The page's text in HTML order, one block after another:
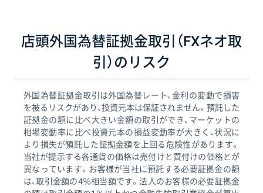
店頭外国為替証拠金取引（FXネオ取
引）のリスク
外国為替証拠金取引は外国為替レート、金利の変動で損害
を被るリスクがあり、投資元本は保証されません。預託した
証拠金の額に比べ大きい金額の取引ができ、マーケットの
相場変動率に比べ投資元本の損益変動率が大きく、状況に
より損失が預託した証拠金額を上回る危険性があります。
当社が提示する各通貨の価格は売付けと買付けの価格とが
異なっています。お客様が当社に預託する必要証拠金の額
は、取引金額の4％相当額です。法人のお客様の必要証拠金